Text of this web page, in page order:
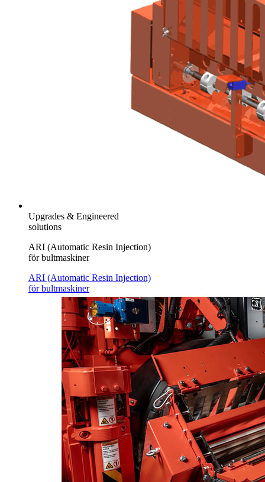
Upgrades & Engineered
solutions
ARI (Automatic Resin Injection)
för bultmaskiner
ARI (Automatic Resin Injection)
för bultmaskiner